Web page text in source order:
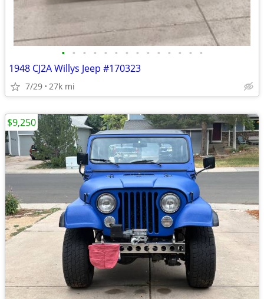
• • • • • • • • • • • • • •
1948 CJ2A Willys Jeep #170323
7/29 27k mi
$9,250